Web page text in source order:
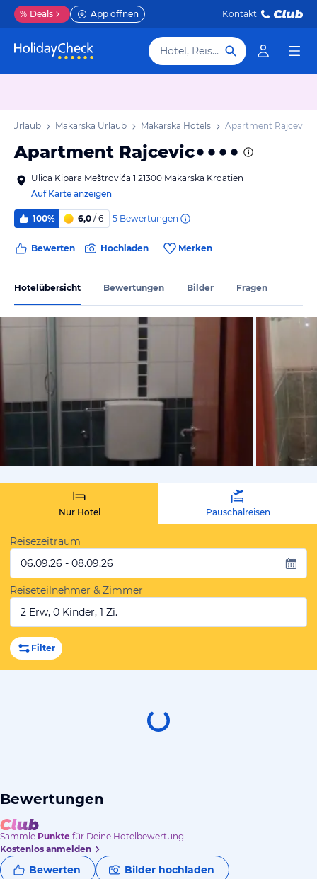
% Deals App öffnen Kontakt
Hotel, Reiseziel
Urlaub Makarska Urlaub Makarska Hotels Apartment Rajcevic
Apartment Rajcevic
Ulica Kipara Meštrovića 1 21300 Makarska Kroatien
Auf Karte anzeigen
100% 6,0 / 6 5 Bewertungen
Bewerten Hochladen Merken
Hotelübersicht Bewertungen Bilder Fragen
von
Nur Hotel Pauschalreisen
Reisezeitraum
06.09.26 - 08.09.26
Reiseteilnehmer & Zimmer
2 Erw, 0 Kinder, 1 Zi.
Filter
Bewertungen
Sammle Punkte für Deine Hotelbewertung.
Kostenlos anmelden
Bewerten Bilder hochladen